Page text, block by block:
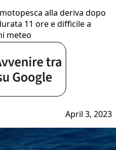
alla deriva dopo
11 ore e difficile a
meteo
April 3, 2023